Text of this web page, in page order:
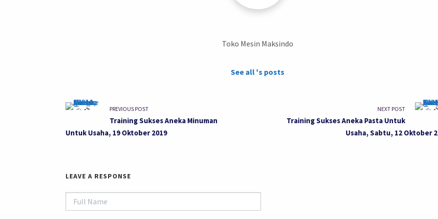
Toko Mesin Maksindo
See all 's posts
PREVIOUS POST
Training Sukses Aneka Minuman
Untuk Usaha, 19 Oktober 2019
NEXT POST
Training Sukses Aneka Pasta Untuk
Usaha, Sabtu, 12 Oktober
LEAVE A RESPONSE